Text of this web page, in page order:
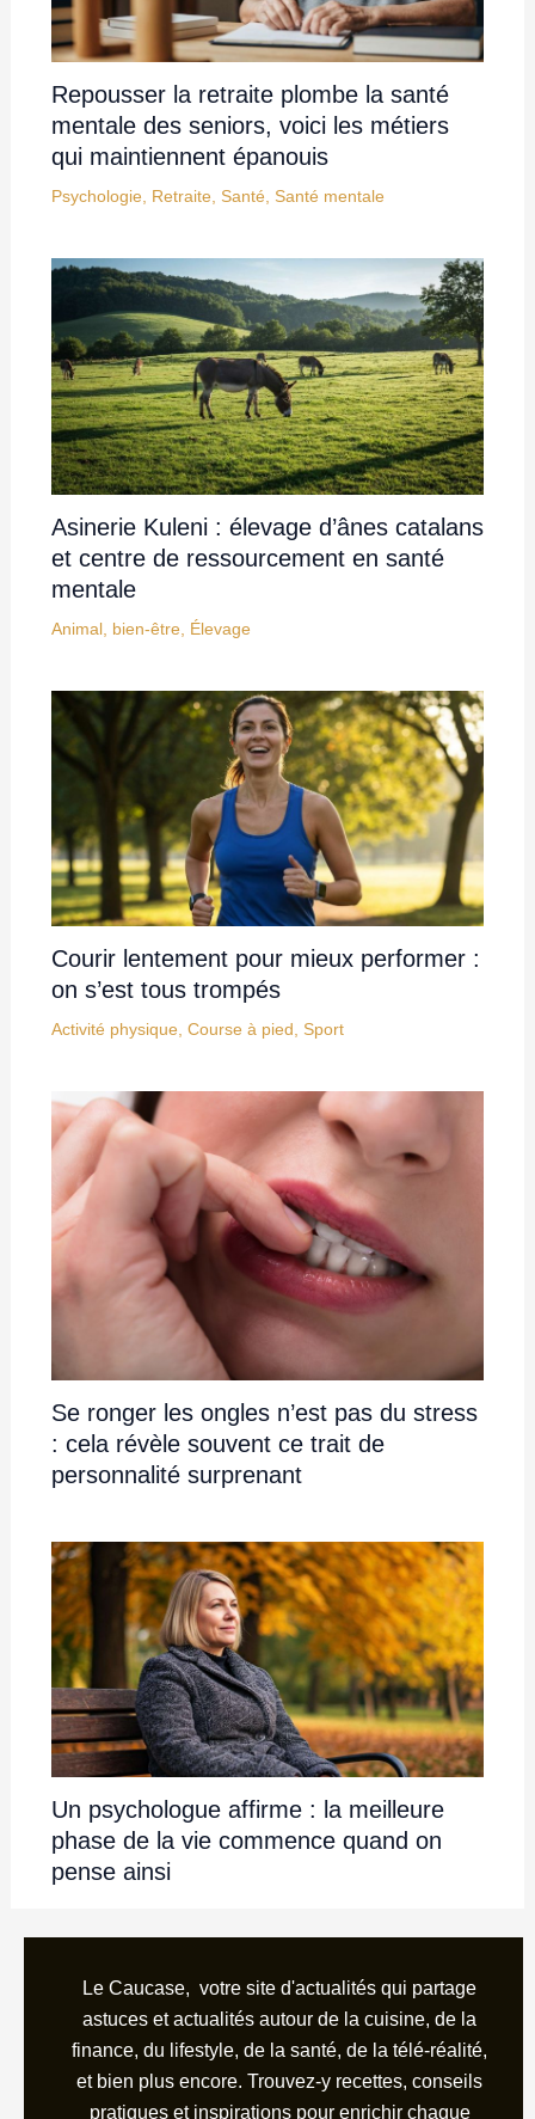
Repousser la retraite plombe la santé
mentale des seniors, voici les métiers
qui maintiennent épanouis
Psychologie Retraite Santé Santé mentale
Asinerie Kuleni : élevage d’ânes catalans
et centre de ressourcement en santé
mentale
Animal, bien-être Élevage
Courir lentement pour mieux performer :
on s’est tous trompés
Activité physique, Course à pied, Sport
Se ronger les ongles n’est pas du stress
: cela révèle souvent ce trait de
personnalité surprenant
Un psychologue affirme : la meilleure
phase de la vie commence quand on
pense ainsi
Le Caucase, votre site d'actualités qui partage
astuces et actualités autour de la cuisine, de la
finance, du lifestyle, de la santé, de la télé-réalité,
et bien plus encore. Trouvez-y recettes, conseils
pratiques et inspirations pour enrichir chaque